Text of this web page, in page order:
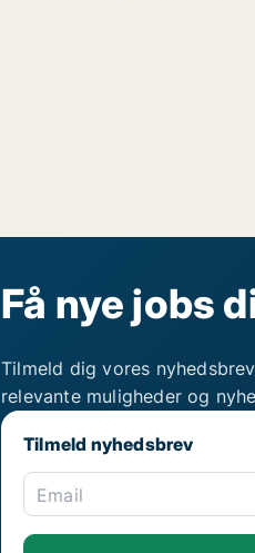
Få nye jobs
Tilmeld dig vores
relevante muligheder og
Tilmeld nyhedsbrev
Email